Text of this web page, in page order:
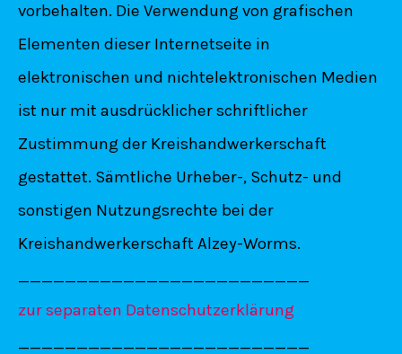
vorbehalten. Die Verwendung von grafischen
Elementen dieser Internetseite in
elektronischen und nichtelektronischen Medien
ist nur mit ausdrücklicher schriftlicher
Zustimmung der Kreishandwerkerschaft
gestattet. Sämtliche Urheber-, Schutz- und
sonstigen Nutzungsrechte bei der
Kreishandwerkerschaft Alzey-Worms.
_________________________
zur separaten Datenschutzerklärung
_________________________